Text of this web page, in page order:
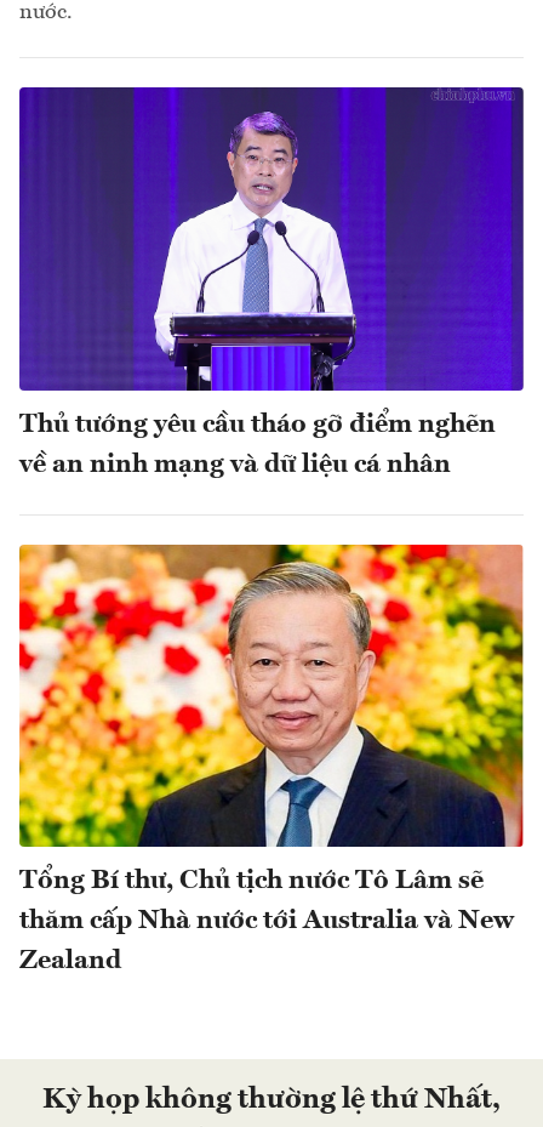
nước.
Thủ tướng yêu cầu tháo gỡ điểm nghẽn
về an ninh mạng và dữ liệu cá nhân
Tổng Bí thư, Chủ tịch nước Tô Lâm sẽ
thăm cấp Nhà nước tới Australia và New
Zealand
Kỳ họp không thường lệ thứ Nhất,